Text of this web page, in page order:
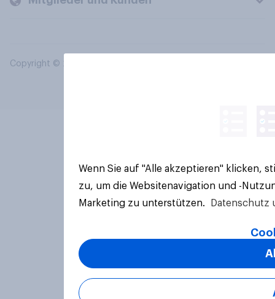
Copyright © 2026 YouGov PLC. Alle Rechte vorbehalten.
Wenn Sie auf "Alle akzeptieren" klicken,
zu, um die Websitenavigation und -
Marketing zu unterstützen.
Datenschutz